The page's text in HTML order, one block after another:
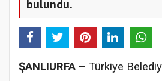
bulundu.
ŞANLIURFA – Türkiye